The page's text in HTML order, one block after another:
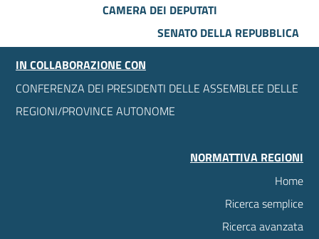
CAMERA DEI DEPUTATI
SENATO DELLA REPUBBLICA
IN COLLABORAZIONE CON
CONFERENZA DEI PRESIDENTI DELLE ASSEMBLEE DELLE
REGIONI/PROVINCE AUTONOME
NORMATTIVA REGIONI
Home
Ricerca semplice
Ricerca avanzata